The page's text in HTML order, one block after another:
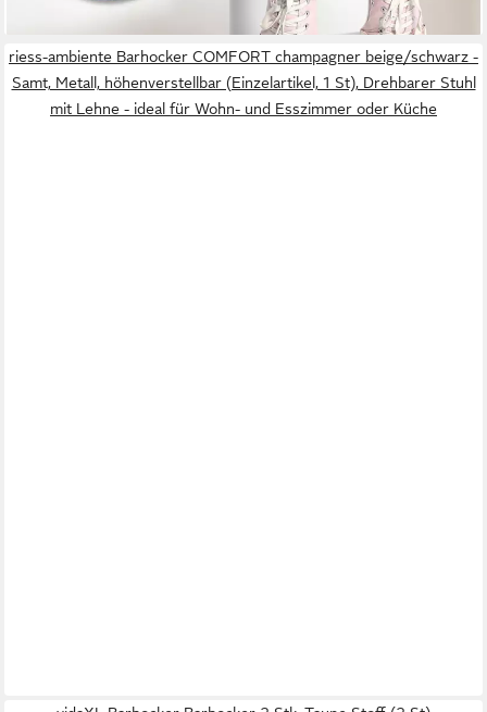
riess-ambiente Barhocker COMFORT champagner beige/schwarz -
Samt, Metall, höhenverstellbar (Einzelartikel, 1 St), Drehbarer Stuhl
mit Lehne - ideal für Wohn- und Esszimmer oder Küche